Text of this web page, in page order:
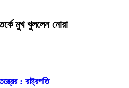
মুখ খুললেন নোরা
: রাষ্ট্রপতি